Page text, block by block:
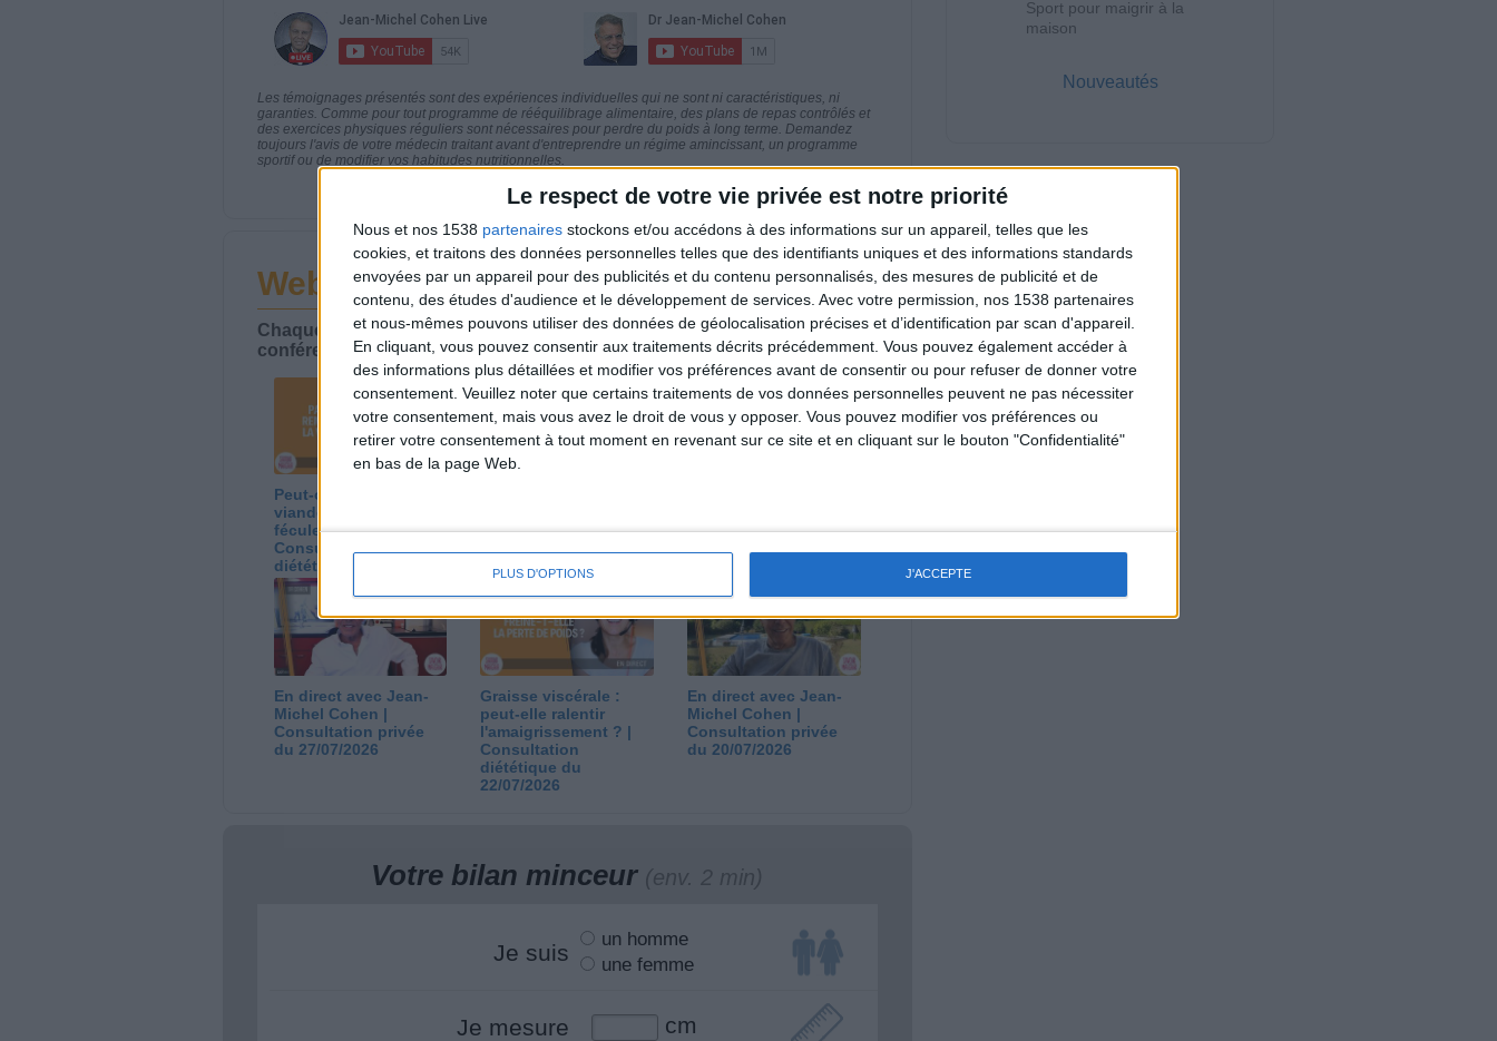
Le respect de votre vie privée est notre priorité
Nous et nos 1538 partenaires stockons et/ou accédons à des informations sur un appareil, telles que les
cookies, et traitons des données personnelles telles que des identifiants uniques et des informations standards
envoyées par un appareil pour des publicités et du contenu personnalisés, des mesures de publicité et de
contenu, des études d'audience et le développement de services. Avec votre permission, nos 1538 partenaires
et nous-mêmes pouvons utiliser des données de géolocalisation précises et d’identification par scan d'appareil.
En cliquant, vous pouvez consentir aux traitements décrits précédemment. Vous pouvez également accéder à
des informations plus détaillées et modifier vos préférences avant de consentir ou pour refuser de donner votre
consentement. Veuillez noter que certains traitements de vos données personnelles peuvent ne pas nécessiter
votre consentement, mais vous avez le droit de vous y opposer. Vous pouvez modifier vos préférences ou
retirer votre consentement à tout moment en revenant sur ce site et en cliquant sur le bouton "Confidentialité"
en bas de la page Web.
PLUS D'OPTIONS J'ACCEPTE
Les témoignages présentés sont des expériences individuelles qui ne sont ni caractéristiques, ni
garanties. Comme pour tout programme de rééquilibrage alimentaire, des plans de repas contrôlés et
des exercices physiques réguliers sont nécessaires pour perdre du poids à long terme. Demandez
toujours l'avis de votre médecin traitant avant d'entreprendre un régime amincissant, un programme
sportif ou de modifier vos habitudes nutritionnelles.
Webinaires en direct Voir tout
Chaque semaine, posez vos questions en live en participant à des vidéo-
conférences avec Jean-Michel et les diététiciennes du programme.
Peut-on remplacer la
viande par des
féculents ?
Consultation
diététique du
05/08/2026
copieux ?
Consultation
diététique du
03/08/2026
stabilisation ? |
Consultation
En direct avec Jean-
Michel Cohen |
Consultation privée
du 27/07/2026
Graisse viscérale :
peut-elle ralentir
l'amaigrissement ? |
Consultation
diététique du
22/07/2026
En direct avec Jean-
Michel Cohen |
Consultation privée
du 20/07/2026
Votre bilan minceur (env. 2 min)
Je suis
un homme
une femme
Je mesure cm
Sport pour maigrir à la
maison
Nouveautés